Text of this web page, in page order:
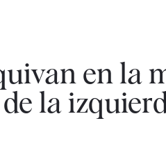
en la
la